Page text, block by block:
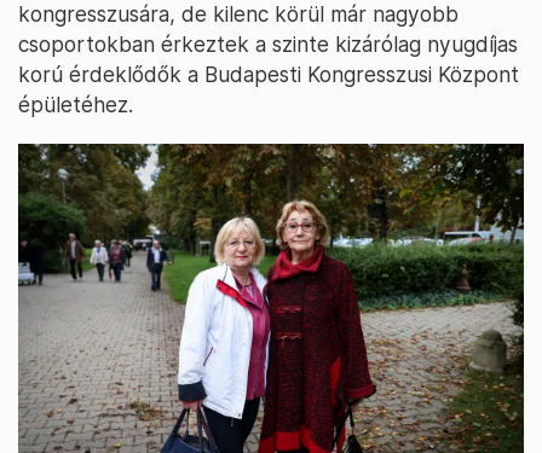
kongresszusára, de kilenc körül már nagyobb
csoportokban érkeztek a szinte kizárólag nyugdíjas
korú érdeklődők a Budapesti Kongresszusi Központ
épületéhez.